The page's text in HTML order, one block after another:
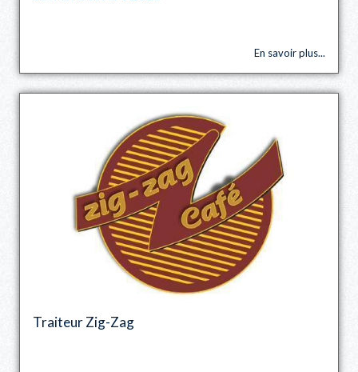
En savoir plus...
Traiteur Zig-Zag